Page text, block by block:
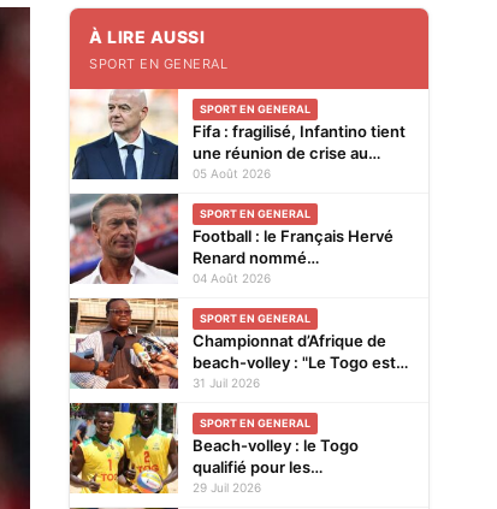
À LIRE AUSSI
SPORT EN GENERAL
SPORT EN GENERAL
Fifa : fragilisé, Infantino tient
une réunion de crise au
Maroc
05 Août 2026
SPORT EN GENERAL
Football : le Français Hervé
Renard nommé
sélectionneur de la Côte
04 Août 2026
SPORT EN GENERAL
Championnat d’Afrique de
beach-volley : "Le Togo est
très attendu à cette
Tadegnon
31 Juil 2026
SPORT EN GENERAL
Beach-volley : le Togo
qualifié pour les
Championnats continentaux
29 Juil 2026